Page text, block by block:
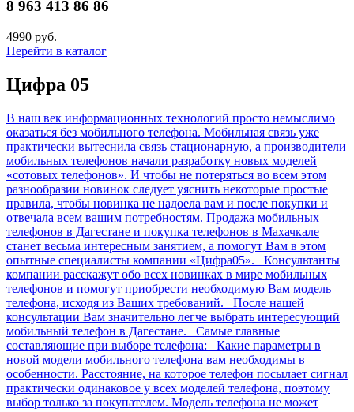
8 963 413 86 86
4990 руб.
Перейти в каталог
Цифра 05
В наш век информационных технологий просто немыслимо
оказаться без мобильного телефона. Мобильная связь уже
практически вытеснила связь стационарную, а производители
мобильных телефонов начали разработку новых моделей
«сотовых телефонов». И чтобы не потеряться во всем этом
разнообразии новинок следует уяснить некоторые простые
правила, чтобы новинка не надоела вам и после покупки и
отвечала всем вашим потребностям. Продажа мобильных
телефонов в Дагестане и покупка телефонов в Махачкале
станет весьма интересным занятием, а помогут Вам в этом
опытные специалисты компании «Цифра05». Консультанты
компании расскажут обо всех новинках в мире мобильных
телефонов и помогут приобрести необходимую Вам модель
телефона, исходя из Ваших требований. После нашей
консультации Вам значительно легче выбрать интересующий
мобильный телефон в Дагестане. Самые главные
составляющие при выборе телефона: Какие параметры в
новой модели мобильного телефона вам необходимы в
особенности. Расстояние, на которое телефон посылает сигнал
практически одинаковое у всех моделей телефона, поэтому
выбор только за покупателем. Модель телефона не может